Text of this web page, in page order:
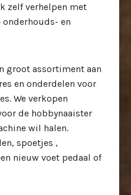
zelf verhelpen met
en
groot assortiment aan
en onderdelen voor
We verkopen
de hobbynaaister
wil halen.
spoetjes ,
nieuw voet pedaal of